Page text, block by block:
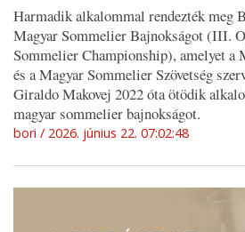
Harmadik alkalommal rendezték meg
Magyar Sommelier Bajnokságot (III.
Sommelier Championship), amelyet a
és a Magyar Sommelier Szövetség
Giraldo Makovej 2022 óta ötödik
magyar sommelier bajnokságot.
bori 2026. június 22. 07:02:48